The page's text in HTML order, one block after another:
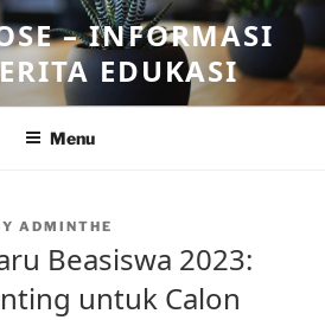
– INFORMASI
EDUKASI
Menu
ADMINTHE
Beasiswa 2023:
untuk Calon